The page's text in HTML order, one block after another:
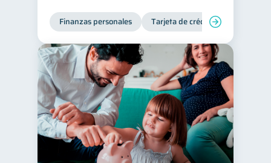
Finanzas personales Tarjeta de crédito